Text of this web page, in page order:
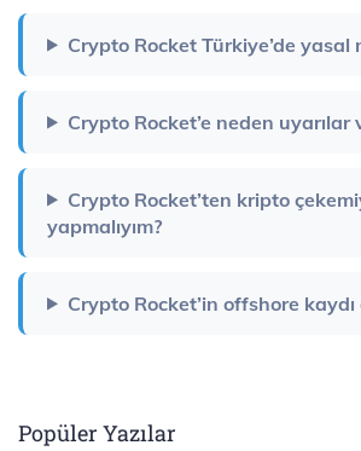
Crypto Rocket Türkiye’de yasal
Crypto Rocket’e neden uyarılar
Crypto Rocket’ten kripto
yapmalıyım?
Crypto Rocket’in offshore
Popüler Yazılar